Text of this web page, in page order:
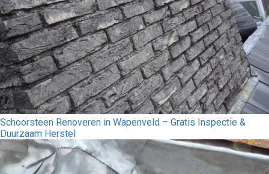
Schoorsteen Renoveren in Wapenveld – Gratis Inspectie &
Duurzaam Herstel